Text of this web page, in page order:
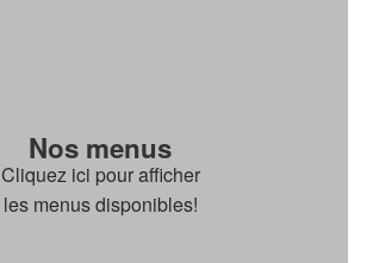
Nos menus
Cliquez ici pour afficher
les menus disponibles!